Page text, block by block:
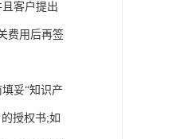
客户提出
费用后再签
妥“知识产
授权书;如